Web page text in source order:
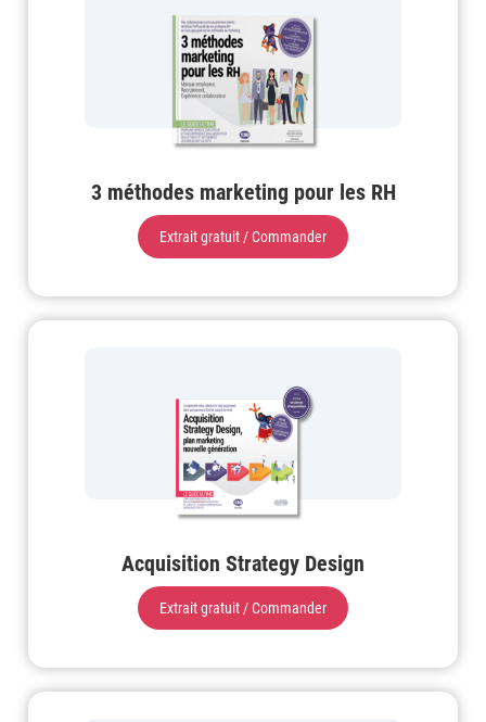
3 méthodes marketing pour les RH
Extrait gratuit / Commander
Acquisition Strategy Design
Extrait gratuit / Commander